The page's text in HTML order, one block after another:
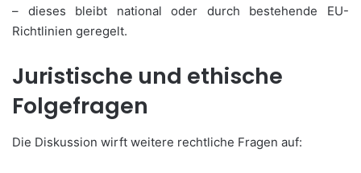
– dieses bleibt national oder durch bestehende EU-
Richtlinien geregelt.
Juristische und ethische
Folgefragen
Die Diskussion wirft weitere rechtliche Fragen auf: